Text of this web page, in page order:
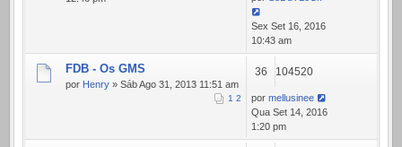
Sex Set 16, 2016
10:43 am
FDB - Os GMS
por Henry » Sáb Ago 31, 2013 11:51 am
1 2
36 104520
por mellusinee
Qua Set 14, 2016
1:20 pm